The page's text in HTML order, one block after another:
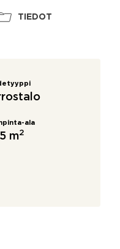
TIEDOT
ala
m2